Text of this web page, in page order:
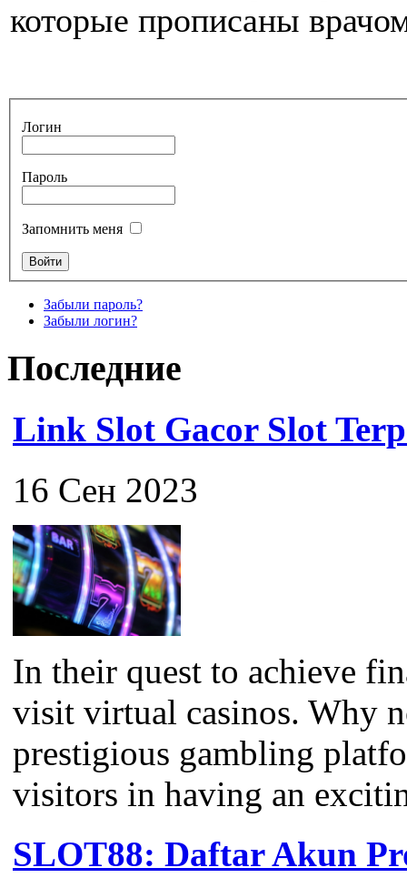
которые прописаны
Логин
Пароль
Запомнить меня
Забыли пароль?
Забыли логин?
Последние
Link Slot Gacor Slot
16 Сен 2023
In their quest to achieve
visit virtual casinos. Why
prestigious gambling
visitors in having an
SLOT88: Daftar Akun